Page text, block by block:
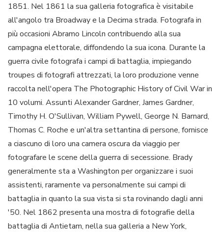
1851. Nel 1861 la sua galleria fotografica è visitabile
all'angolo tra Broadway e la Decima strada. Fotografa in
più occasioni Abramo Lincoln contribuendo alla sua
campagna elettorale, diffondendo la sua icona. Durante la
guerra civile fotografa i campi di battaglia, impiegando
troupes di fotografi attrezzati, la loro produzione venne
raccolta nell'opera The Photographic History of Civil War in
10 volumi. Assunti Alexander Gardner, James Gardner,
Timothy H. O'Sullivan, William Pywell, George N. Barnard,
Thomas C. Roche e un'altra settantina di persone, fornisce
a ciascuno di loro una camera oscura da viaggio per
fotografare le scene della guerra di secessione. Brady
generalmente sta a Washington per organizzare i suoi
assistenti, raramente va personalmente sui campi di
battaglia in quanto la sua vista si sta rovinando dagli anni
'50. Nel 1862 presenta una mostra di fotografie della
battaglia di Antietam, nella sua galleria a New York,